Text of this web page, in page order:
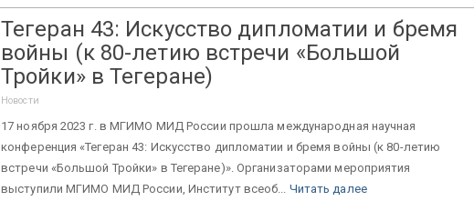
Тегеран 43: Искусство дипломатии и бремя
войны (к 80-летию встречи «Большой
Тройки» в Тегеране)
Новости
17 ноября 2023 г. в МГИМО МИД России прошла международная научная
конференция «Тегеран 43: Искусство дипломатии и бремя войны (к 80-летию
встречи «Большой Тройки» в Тегеране)». Организаторами мероприятия
выступили МГИМО МИД России, Институт всеоб... Читать далее